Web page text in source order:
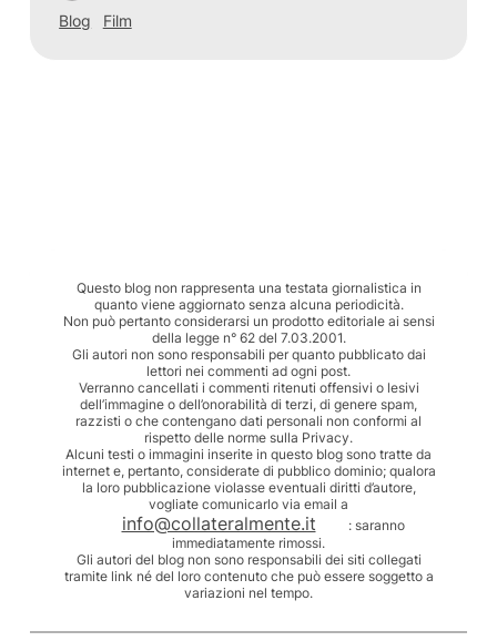
Blog
Film
Questo blog non rappresenta una testata giornalistica in
quanto viene aggiornato senza alcuna periodicità.
Non può pertanto considerarsi un prodotto editoriale ai sensi
della legge n° 62 del 7.03.2001.
Gli autori non sono responsabili per quanto pubblicato dai
lettori nei commenti ad ogni post.
Verranno cancellati i commenti ritenuti offensivi o lesivi
dell’immagine o dell’onorabilità di terzi, di genere spam,
razzisti o che contengano dati personali non conformi al
rispetto delle norme sulla Privacy.
Alcuni testi o immagini inserite in questo blog sono tratte da
internet e, pertanto, considerate di pubblico dominio; qualora
la loro pubblicazione violasse eventuali diritti d’autore,
vogliate comunicarlo via email a
info@collateralmente.it
: saranno
immediatamente rimossi.
Gli autori del blog non sono responsabili dei siti collegati
tramite link né del loro contenuto che può essere soggetto a
variazioni nel tempo.